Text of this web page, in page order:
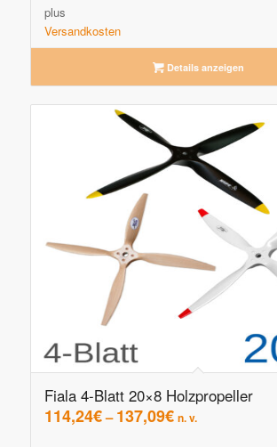
plus
Versandkosten
Details anzeigen
Fiala 4-Blatt 20×8 Holzpropeller
114,24€–137,09€ n. v.